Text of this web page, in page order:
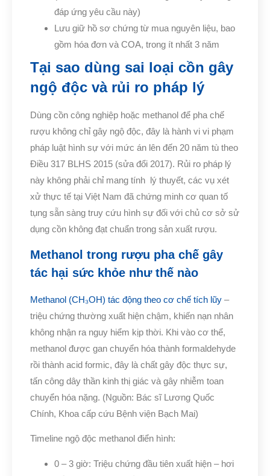
đáp ứng yêu cầu này)
Lưu giữ hồ sơ chứng từ mua nguyên liệu, bao
gồm hóa đơn và COA, trong ít nhất 3 năm
Tại sao dùng sai loại cồn gây
ngộ độc và rủi ro pháp lý
Dùng cồn công nghiệp hoặc methanol để pha chế
rượu không chỉ gây ngộ độc, đây là hành vi vi phạm
pháp luật hình sự với mức án lên đến 20 năm tù theo
Điều 317 BLHS 2015 (sửa đổi 2017). Rủi ro pháp lý
này không phải chỉ mang tính lý thuyết, các vụ xét
xử thực tế tại Việt Nam đã chứng minh cơ quan tố
tụng sẵn sàng truy cứu hình sự đối với chủ cơ sở sử
dụng cồn không đạt chuẩn trong sản xuất rượu.
Methanol trong rượu pha chế gây
tác hại sức khỏe như thế nào
Methanol (CH₃OH) tác động theo cơ chế tích lũy –
triệu chứng thường xuất hiện chậm, khiến nạn nhân
không nhận ra nguy hiểm kịp thời. Khi vào cơ thể,
methanol được gan chuyển hóa thành formaldehyde
rồi thành acid formic, đây là chất gây độc thực sự,
tấn công dây thần kinh thị giác và gây nhiễm toan
chuyển hóa nặng. (Nguồn: Bác sĩ Lương Quốc
Chính, Khoa cấp cứu Bệnh viện Bạch Mai)
Timeline ngộ độc methanol điển hình:
0 – 3 giờ: Triệu chứng đầu tiên xuất hiện – hơi